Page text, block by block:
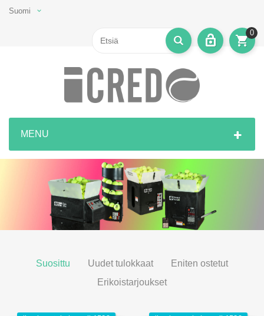
Suomi
0
MENU
Suosittu Uudet tulokkaat
Eniten ostetut
Erikoistarjoukset